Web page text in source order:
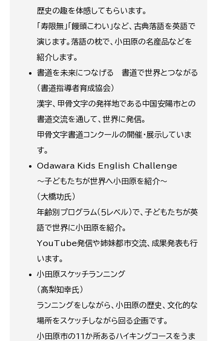
歴史の趣を体感してもらいます。
「寿限無」「饅頭こわい」など、古典落語を英語で
演じます。落語の枕で、小田原の名産品などを
紹介します。
書道を未来につなげる 書道で世界とつながる
（書道指導者育成協会）
漢字、甲骨文字の発祥地である中国安陽市との
書道交流を通して、世界に発信。
甲骨文字書道コンクールの開催・展示していま
す。
Odawara Kids English Challenge
～子どもたちが世界へ小田原を紹介～
（大橋功氏）
年齢別プログラム（５レベル）で、子どもたちが英
語で世界に小田原を紹介。
YouTube発信や姉妹都市交流、成果発表も行
います。
小田原スケッチランニング
（髙梨知幸氏）
ランニングをしながら、小田原の歴史、文化的な
場所をスケッチしながら回る企画です。
小田原市の11か所あるハイキングコースをうま